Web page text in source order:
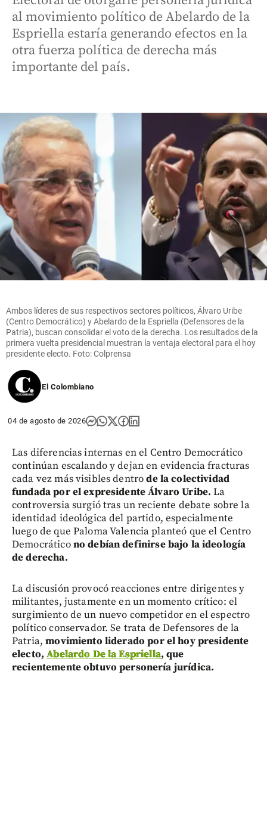
al movimiento político de Abelardo de la
Espriella estaría generando efectos en la
otra fuerza política de derecha más
importante del país.
Ambos líderes de sus respectivos sectores políticos, Álvaro Uribe
(Centro Democrático) y Abelardo de la Espriella (Defensores de la
Patria), buscan consolidar el voto de la derecha. Los resultados de la
primera vuelta presidencial muestran la ventaja electoral para el hoy
presidente electo. Foto: Colprensa
El Colombiano
04 de agosto de 2026
Las diferencias internas en el Centro Democrático
continúan escalando y dejan en evidencia fracturas
cada vez más visibles dentrode la colectividad
fundada por el expresidente Álvaro Uribe.La
controversia surgió tras un reciente debate sobre la
identidad ideológica del partido, especialmente
luego de que Paloma Valencia planteó que el Centro
Democráticono debían definirse bajo la ideología
de derecha.
La discusión provocó reacciones entre dirigentes y
militantes, justamente en un momento crítico: el
surgimiento de un nuevo competidor en el espectro
político conservador. Se trata de Defensores de la
Patria,movimiento liderado por el hoy presidente
electo,Abelardo De la Espriella, que
recientemente obtuvo personería jurídica.